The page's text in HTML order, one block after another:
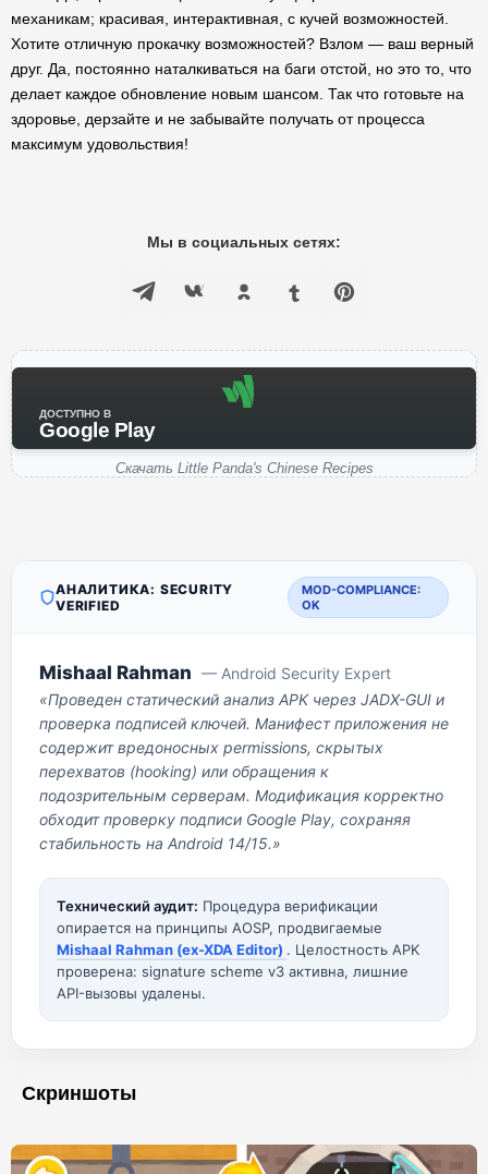
механикам; красивая, интерактивная, с кучей возможностей.
Хотите отличную прокачку возможностей? Взлом — ваш верный
друг. Да, постоянно наталкиваться на баги отстой, но это то, что
делает каждое обновление новым шансом. Так что готовьте на
здоровье, дерзайте и не забывайте получать от процесса
максимум удовольствия!
Мы в социальных сетях:
ДОСТУПНО В
Google Play
Скачать Little Panda's Chinese Recipes
АНАЛИТИКА: SECURITY
VERIFIED
MOD-COMPLIANCE:
OK
Mishaal Rahman — Android Security Expert
«Проведен статический анализ APK через JADX-GUI и
проверка подписей ключей. Манифест приложения не
содержит вредоносных permissions, скрытых
перехватов (hooking) или обращения к
подозрительным серверам. Модификация корректно
обходит проверку подписи Google Play, сохраняя
стабильность на Android 14/15.»
Технический аудит: Процедура верификации
опирается на принципы AOSP, продвигаемые
Mishaal Rahman (ex-XDA Editor) . Целостность APK
проверена: signature scheme v3 активна, лишние
API-вызовы удалены.
Скриншоты